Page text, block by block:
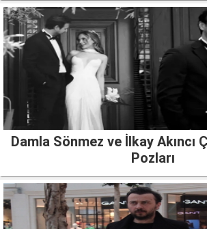
Damla Sönmez ve İlkay Akıncı
Pozları